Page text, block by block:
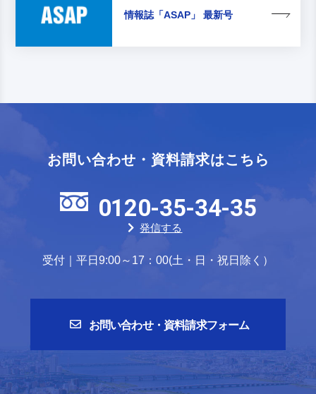
情報誌「ASAP」 最新号
お問い合わせ・資料請求はこちら
0120-35-34-35
発信する
受付｜平日9:00～17：00(土・日・祝日除く）
お問い合わせ・資料請求フォーム